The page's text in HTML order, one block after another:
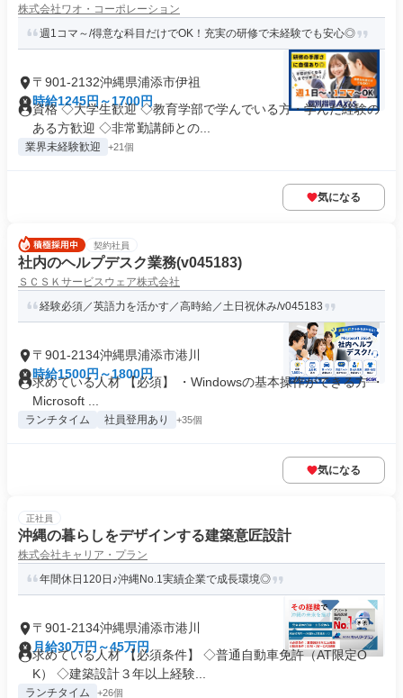
株式会社ワオ・コーポレーション
週1コマ～/得意な科目だけでOK！充実の研修で未経験でも安心◎
〒901-2132沖縄県浦添市伊祖
時給1245円～1700円
資格 ◇大学生歓迎 ◇教育学部で学んでいる方・学んだ経験の
ある方歓迎 ◇非常勤講師との...
業界未経験歓迎 +21個
気になる
契約社員
社内のヘルプデスク業務(v045183)
ＳＣＳＫサービスウェア株式会社
経験必須／英語力を活かす／高時給／土日祝休み/v045183
〒901-2134沖縄県浦添市港川
時給1500円～1800円
求めている人材 【必須】 ・Windowsの基本操作ができる方 ・
Microsoft ...
ランチタイム 社員登用あり +35個
気になる
正社員
沖縄の暮らしをデザインする建築意匠設計
株式会社キャリア・プラン
年間休日120日♪沖縄No.1実績企業で成長環境◎
〒901-2134沖縄県浦添市港川
月給30万円～45万円
求めている人材 【必須条件】 ◇普通自動車免許（AT限定O
K） ◇建築設計３年以上経験...
ランチタイム +26個